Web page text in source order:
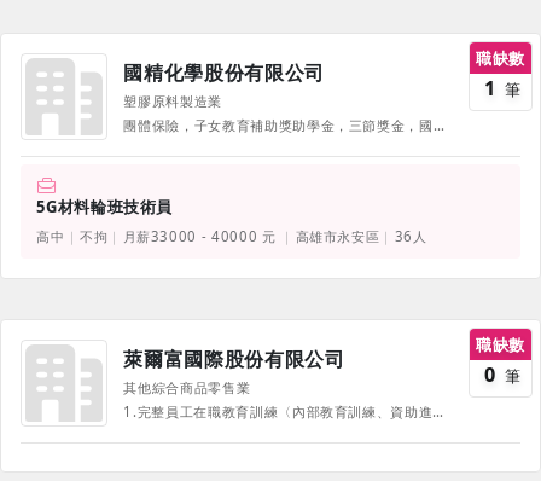
國精化學股份有限公司
塑膠原料製造業
團體保險，子女教育補助獎助學金，三節獎金，國內外員工旅遊，公司免費提供每年員工健康檢查，工作服、工作鞋…等。
職缺數
1 筆
5G材料輪班技術員
高中 不拘 月薪33000 - 40000 元 高雄市永安區 36人
萊爾富國際股份有限公司
其他綜合商品零售業
1.完整員工在職教育訓練〈內部教育訓練、資助進修〉 2.享公司團保 3.婚喪喜慶補助 4.員工旅遊補助 5.生日禮券 6.年節禮券及禮品 7.年終尾牙、獎金 8.定期健康檢查 9.資深員工表揚 10.幼兒扥育優惠 11.職工福利委員會 《部份福利、待遇因職務、職等、職種有所不同，並隨公司營運方針有所調整，詳情請於面試時詢問，並以面試為主》
職缺數
0 筆